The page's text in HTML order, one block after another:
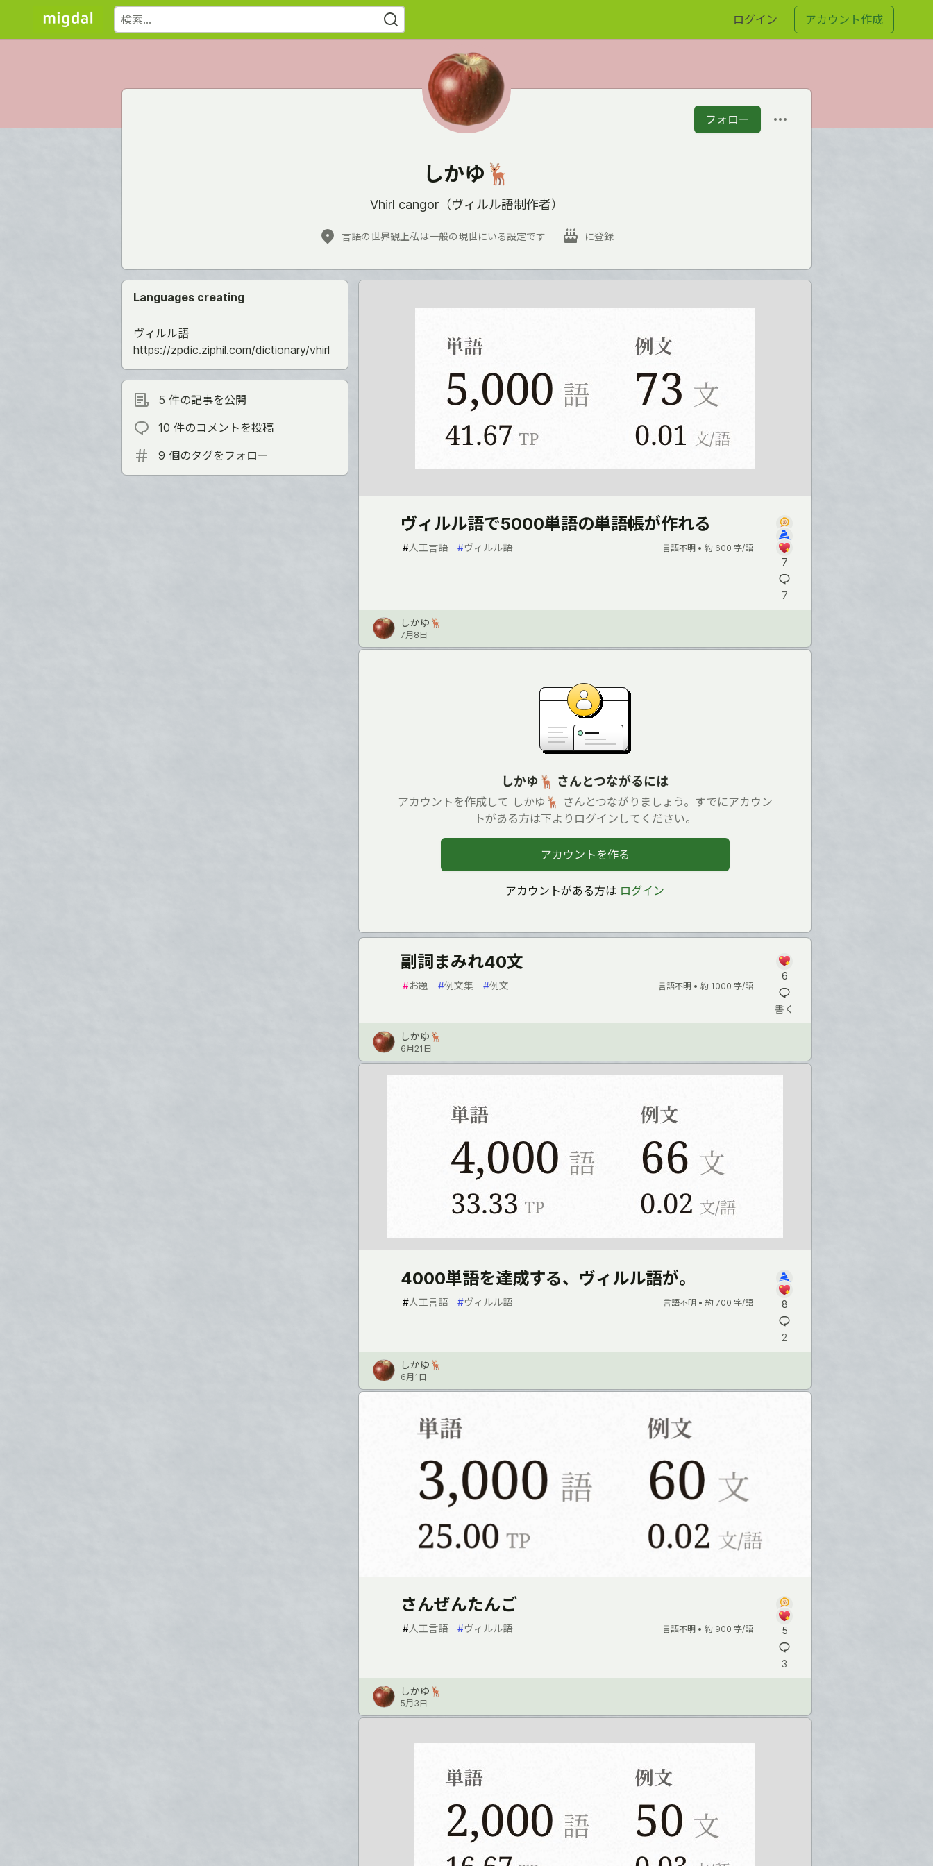
ログイン アカウント作成
フォロー
しかゆ🦌
Vhirl cangor（ヴィルル語制作者）
言語の世界観上私は一般の現世にいる設定です に登録
Languages creating
ヴィルル語
https://zpdic.ziphil.com/dictionary/vhirl
5 件の記事を公開
10 件のコメントを投稿
9 個のタグをフォロー
ヴィルル語で5000単語の単語帳が作れる
#人工言語 #ヴィルル語 言語不明 • 約 600 字/語
7
7
しかゆ🦌
7月8日
しかゆ🦌 さんとつながるには
アカウントを作成して しかゆ🦌 さんとつながりましょう。すでにアカウン
トがある方は下よりログインしてください。
アカウントを作る
アカウントがある方は ログイン
副詞まみれ40文
#お題 #例文集 #例文 言語不明 • 約 1000 字/語
6
書く
しかゆ🦌
6月21日
4000単語を達成する、ヴィルル語が。
#人工言語 #ヴィルル語 言語不明 • 約 700 字/語 8
2
しかゆ🦌
6月1日
さんぜんたんご
#人工言語 #ヴィルル語 言語不明 • 約 900 字/語 5
3
しかゆ🦌
5月3日